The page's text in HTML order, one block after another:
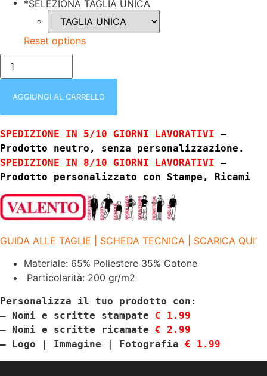
*SELEZIONA TAGLIA UNICA
Reset options
VADEMECUM
VERDE
VALENTO
BANDANA
200
quantità
AGGIUNGI AL CARRELLO
SPEDIZIONE IN 5/10 GIORNI LAVORATIVI –
Prodotto neutro, senza personalizzazione.
SPEDIZIONE IN 8/10 GIORNI LAVORATIVI –
Prodotto personalizzato con Stampe, Ricami
GUIDA ALLE TAGLIE | SCHEDA TECNICA | SCARICA QUI’
Materiale: 65% Poliestere 35% Cotone
Particolarità: 200 gr/m2
Personalizza il tuo prodotto con:
– Nomi e scritte stampate € 1.99
– Nomi e scritte ricamate € 2.99
– Logo | Immagine | Fotografia € 1.99